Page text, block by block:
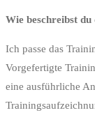
Wie beschreibst du
Ich passe das
Vorgefertigte
eine ausführliche